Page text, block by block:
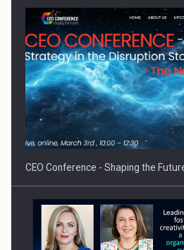
Cum invatam sa spunem nu intr-o
CEO Conference - Shaping the